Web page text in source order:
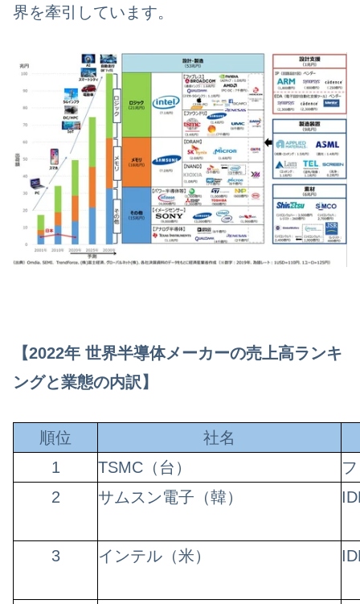
界を牽引しています。
【2022年 世界半導体メーカーの売上高ランキ
ングと業態の内訳】
順位
社名
1
TSMC（台）
2
サムスン電子（韓）
3 インテル（米）